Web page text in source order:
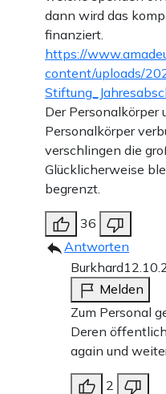
Anzeige
Unser VPN-Partner
Surfshark
Sie wollen sich besser im
empfehlenswert. Wenn
entscheiden, dann gerne
Surfshark, wo Sie auch
Jetzt VPN-
Zu den Kommentaren
dann wird das
finanziert.
https://
content/uploads/
Der Personalkörper
Personalkörper
verschlingen die
Glücklicherweise
begrenzt.
36
Antworten
Burkhard
Melden
Zum Personal
Deren
again und
2